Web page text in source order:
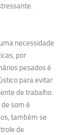
necessidade
por
pesados é
para evitar
de trabalho.
som é
também se
de